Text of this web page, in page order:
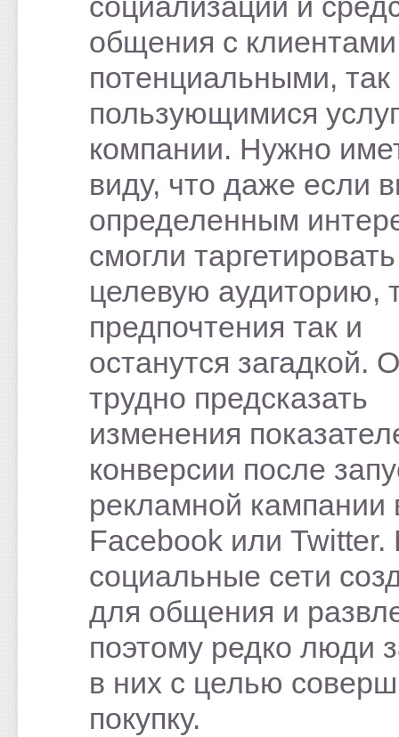
общения с
потенциальными, так
пользующимися
компании. Нужно
виду, что даже если
определенным
смогли таргетировать
целевую аудиторию,
предпочтения так и
останутся загадкой.
трудно предсказать
изменения
конверсии после
рекламной кампании
Facebook или Twitter.
социальные сети
для общения и
поэтому редко люди
в них с целью
покупку.